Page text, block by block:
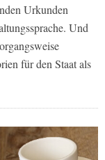
Urkunden
Und
für den Staat als